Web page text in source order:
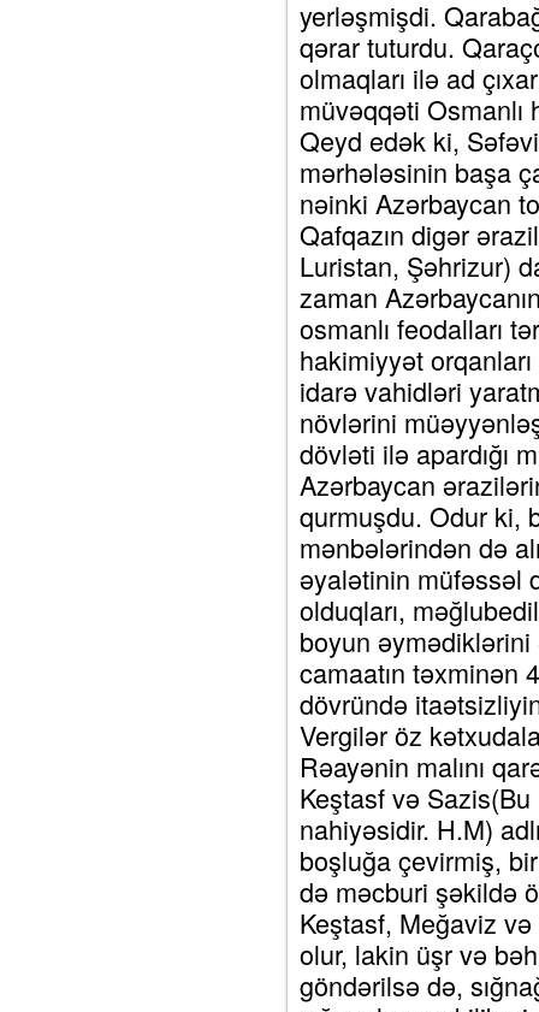
yerləşmişdi.
qərar tuturdu.
olmaqları ilə ad
müvəqqəti
Qeyd edək ki,
mərhələsinin başa
nəinki Azərbaycan
Qafqazın digər
Luristan, Şəhrizur)
zaman
osmanlı feodalları
hakimiyyət
idarə vahidləri
növlərini
dövləti ilə apardığı
Azərbaycan
qurmuşdu. Odur ki,
mənbələrindən də
əyalətinin müfəssəl
olduqları,
boyun
camaatın təxminən
dövründə
Vergilər öz
Rəayənin malını
Keştasf və Sazis(Bu
nahiyəsidir. H.M)
boşluğa çevirmiş,
də məcburi şəkildə
Keştasf, Meğaviz
olur, lakin üşr və
göndərilsə də,